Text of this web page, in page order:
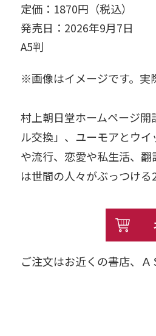
定価：1870円（税込）
発売日：2026年9月7日
A5判
※画像はイメージです。実
村上朝日堂ホームページ
ル交換」、ユーモアとウ
や流行、恋愛や私生活、
は世間の人々がぶっつけ
ご注文はお近くの書店、Ａ